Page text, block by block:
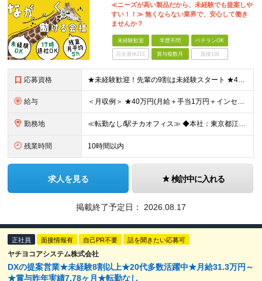
≪ニーズが高い製品だから、未経験でも提案しや
すい！！≫ 無くならない業界で、安心して働き
ませんか？
未経験歓迎 学歴不問 ベテランOK
完全週休2日 賞与複数月 面接1回
応募資格 ★未経験歓迎！先輩の9割は未経験スタート ★45歳以下の方は全員面接 ◆学歴不問 ◆普通自動車免許(AT限定可) ◆45歳までの方※若年層の長期キャリア形成を図るため できるだけ多くの方とお会いし
給与 ＜月収例＞ ★40万円(月給＋手当1万円＋インセンティブ)／入社4年目・30代 ★28.5万円(月給＋手当1万円＋インセンティブ)／入社2年目 ◆月給24万7,000円以上～＋賞与年2回＋インセンテ
勤務地 ≪転勤なし/駅チカオフィス≫ ◆本社：東京都江戸川区東葛西6-1-17 第6カネ長ビル6F ※(変更の範囲)上記を除く当社関連勤務地
残業時間 10時間以内
求人を見る 検討中に入れる
掲載終了予定日： 2026.08.17
正社員 面接情報有 自己PR不要 話を聞きたい応募可
ヤチヨコアシステム株式会社
DXの提案営業★未経験8割以上★20代多数活躍中★月給31.3万円～
★賞与昨年実績7.78ヶ月★転勤なし